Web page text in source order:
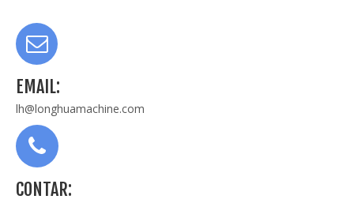
EMAIL:
lh@longhuamachine.com
CONTAR: